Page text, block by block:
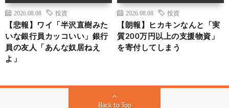
2026.08.08 投資
【悲報】ワイ「半沢直樹みた
いな銀行員カッコいい」銀行
員の友人「あんな奴居ねえ
よ」
2026.08.08 投資
【朗報】ヒカキンなんと「実
質200万円以上の支援物資」
を寄付してしまう
Back to Top